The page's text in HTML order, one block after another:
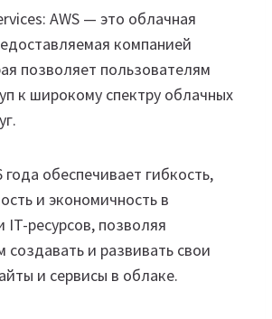
AWS — это облачная
компанией
позволяет пользователям
к широкому спектру облачных
года обеспечивает гибкость,
и экономичность в
IT-ресурсов, позволяя
создавать и развивать свои
и сервисы в облаке.